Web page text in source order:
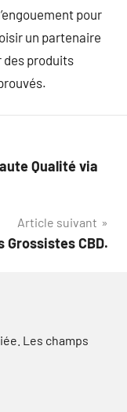
pour
un partenaire
des produits
Qualité via
Article suivant
CBD.
Les champs